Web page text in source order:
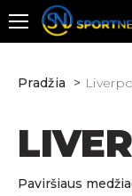
Pradžia
Paviršiaus